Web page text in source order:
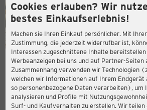
Cookies erlauben? Wir
bestes Einkaufserlebnis!
Machen sie Ihren Einkauf persönlicher. Mit
Zustimmung, die jederzeit widerrufbar ist,
Interessen zugeschnittene Inhalte
Werbeanzeigen bei uns und auf Partner-Seiten
Zusammenhang verwenden wir Technologien
welchen wir Informationen auf Ihrem Endgerät
so personenbezogene Daten verarbeiten), um
analysieren und Profile mit
Surf- und Kaufverhalten zu erstellen. Wir
ERNSTING'S FAMILY
Langstraat 91
5664 GE Geldrop-